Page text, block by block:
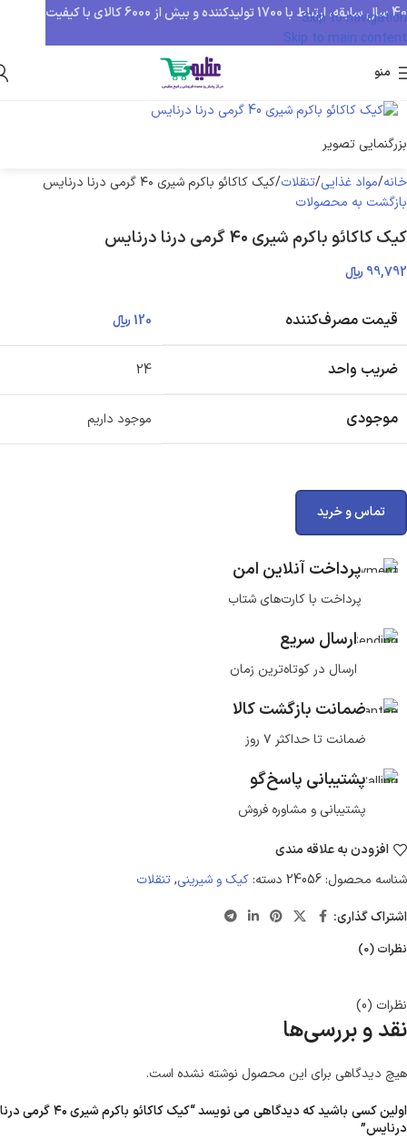
Skip to navigation
Skip to main content
منو
بزرگنمایی تصویر
خانه مواد غذایی تنقلات کیک کاکائو باکرم شیری ۴۰ گرمی درنا درنایس
بازگشت به محصولات
کیک کاکائو باکرم شیری ۴۰ گرمی درنا درنایس
99,792 ﷼
قیمت مصرف‌کننده 120﷼
ضریب واحد 24
موجودی موجود داریم
تماس و خرید
پرداخت آنلاین امن
پرداخت با کارت‌های شتاب
ارسال سریع
ارسال در کوتاه‌ترین زمان
ضمانت بازگشت کالا
ضمانت تا حداکثر ۷ روز
پشتیبانی پاسخ‌گو
پشتیبانی و مشاوره فروش
افزودن به علاقه مندی
شناسه محصول: 24056 دسته: کیک و شیرینی,تنقلات
اشتراک گذاری:
نظرات (0)
نظرات (0)
نقد و بررسی‌ها
هیچ دیدگاهی برای این محصول نوشته نشده است.
اولین کسی باشید که دیدگاهی می نویسد “کیک کاکائو باکرم شیری ۴۰ گرمی درنا
درنایس”
40 سال سابقه، ارتباط با 1700 تولیدکننده و بیش از 6000 کالای با کیفیت